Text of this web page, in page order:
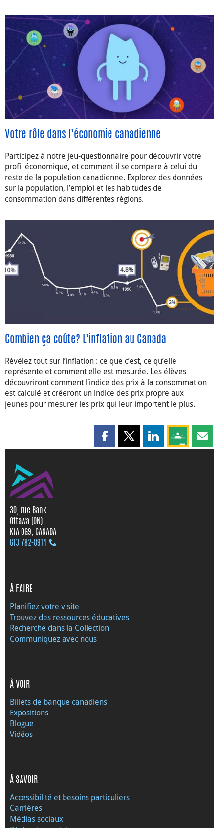
Votre rôle dans l’économie canadienne
Participez à notre jeu-questionnaire pour découvrir votre
profil économique, et comment il se compare à celui du
reste de la population canadienne. Explorez des données
sur la population, l’emploi et les habitudes de
consommation dans différentes régions.
Combien ça coûte? L’inflation au Canada
Révélez tout sur l’inflation : ce que c’est, ce qu’elle
représente et comment elle est mesurée. Les élèves
découvriront comment l’indice des prix à la consommation
est calculé et créeront un indice des prix propre aux
jeunes pour mesurer les prix qui leur importent le plus.
Partager cette page sur
Partager cette page sur X
Partager cette
Partagez
30, rue Bank
Ottawa (ON)
K1A 0G9, CANADA
613 782‑8914
À FAIRE
Planifiez votre visite
Trouvez des ressources éducatives
Recherche dans la Collection
Communiquez avec nous
À VOIR
Billets de banque canadiens
Expositions
Blogue
Vidéos
À SAVOIR
Accessibilité et besoins particuliers
Carrières
Médias sociaux